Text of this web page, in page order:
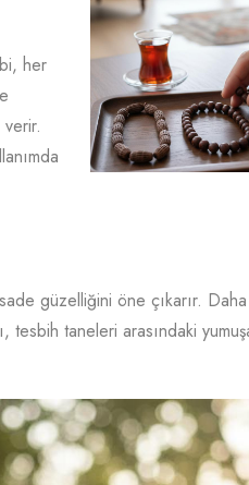
her
güzelliğini öne çıkarır.
tesbih taneleri arasındaki